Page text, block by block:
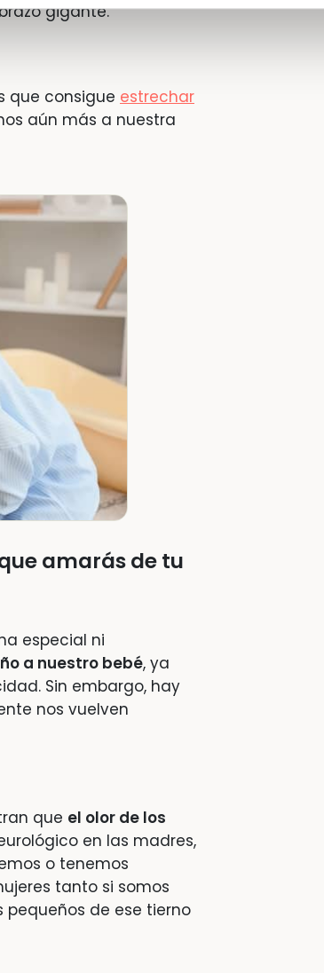
gigante.
que consigue estrechar
aún más a nuestra
amarás de tu
especial ni
a nuestro bebé, ya
Sin embargo, hay
nos vuelven
que el olor de los
en las madres,
o tenemos
tanto si somos
de ese tierno